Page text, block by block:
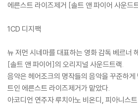
에른스트 라이즈제거 [솔트 앤 파이어 사운드
1CD 디지팩
뉴 저먼 시네마를 대표하는 영화 감독 베르너
[솔트 앤 파이어]의 오리지널 사운드트랙.
음악은 헤어조크의 명작들의 음악을 꾸준하
트인 에른스트 라이즈제거가 맡았다.
아코디언 연주자 루치아노 비온디, 피아니스